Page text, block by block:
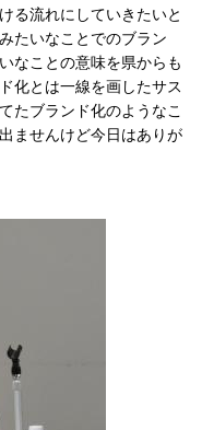
る流れにしていきたいと
たいなことでのブラン
なことの意味を県からも
化とは一線を画したサス
たブランド化のようなこ
ませんけど今日はありが